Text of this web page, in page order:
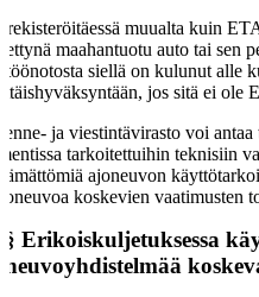
muualta kuin
maahantuotu auto tai sen
siellä on kulunut alle
jos sitä ei ole
ja viestintävirasto voi antaa
tarkoitettuihin teknisiin
ajoneuvon
koskevien vaatimusten
Erikoiskuljetuksessa